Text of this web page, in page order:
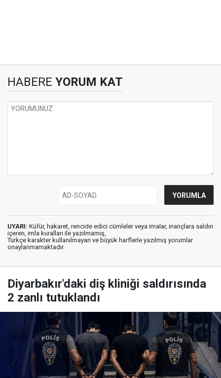
HABERE YORUM KAT
UYARI: Küfür, hakaret, rencide edici cümleler veya imalar, inançlara saldırı
içeren, imla kuralları ile yazılmamış,
Türkçe karakter kullanılmayan ve büyük harflerle yazılmış yorumlar
onaylanmamaktadır.
Diyarbakır'daki diş kliniği saldırısında
2 zanlı tutuklandı